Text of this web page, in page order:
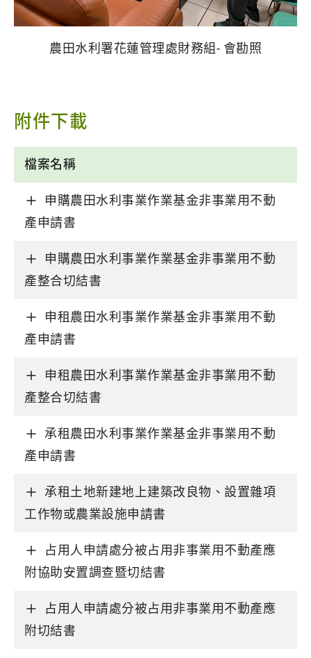
農田水利署花蓮管理處財務組- 會勘照
附件下載
檔案名稱
申購農田水利事業作業基金非事業用不動
產申請書
申購農田水利事業作業基金非事業用不動
產整合切結書
申租農田水利事業作業基金非事業用不動
產申請書
申租農田水利事業作業基金非事業用不動
產整合切結書
承租農田水利事業作業基金非事業用不動
產申請書
承租土地新建地上建築改良物、設置雜項
工作物或農業設施申請書
占用人申請處分被占用非事業用不動產應
附協助安置調查暨切結書
占用人申請處分被占用非事業用不動產應
附切結書